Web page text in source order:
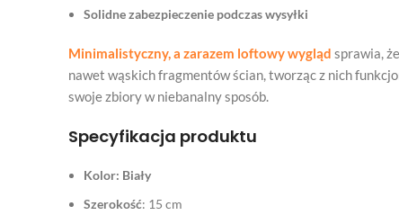
Solidne zabezpieczenie podczas wysyłki
Minimalistyczny, a zarazem loftowy wygląd sprawia,
nawet wąskich fragmentów ścian, tworząc z nich
swoje zbiory w niebanalny sposób.
Specyfikacja produktu
Kolor: Biały
Szerokość: 15 cm